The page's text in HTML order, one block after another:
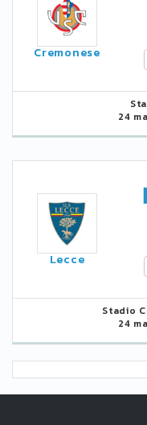
Cremonese
24
Lecce
Stadio
24